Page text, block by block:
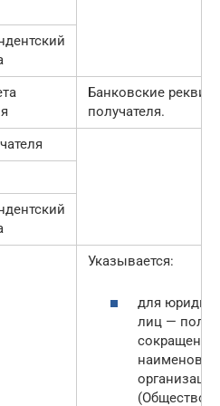
Банковские
получателя.
Указывается:
для
лиц —
организации
(Общество с